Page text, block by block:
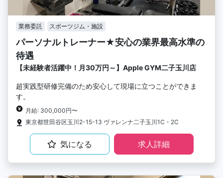
業務委託 スポーツジム・施設
パーソナルトレーナー★安心の業界最高水準の
待遇
【未経験者活躍中！月30万円～】Apple GYM二子玉川店
超実践型研修完備のため安心して現場に立つことができま
す。
月給: 300,000円〜
東京都世田谷区玉川2-15-13 ヴァレンナ二子玉川1C・2C
気になる 求人詳細